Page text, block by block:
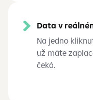
Data v
Na jedno
už máte
čeká.